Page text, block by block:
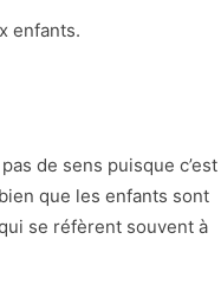
enfants.
de sens puisque c’est
que les enfants sont
se réfèrent souvent à